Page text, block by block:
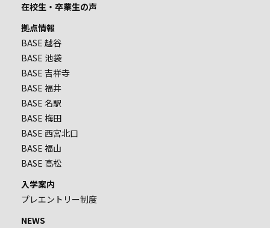
在校生・卒業生の声
拠点情報
BASE 越谷
BASE 池袋
BASE 吉祥寺
BASE 福井
BASE 名駅
BASE 梅田
BASE 西宮北口
BASE 福山
BASE 高松
入学案内
プレエントリー制度
NEWS